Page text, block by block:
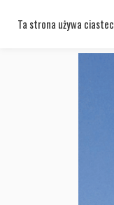
Ta strona używa